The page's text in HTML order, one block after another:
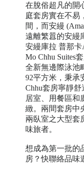
在脫俗超凡的開
庭套房實在不易
間，而安縵
遠離繁囂的安縵
安縵庫拉 普那卡
Mo Chhu Suites
全新無邊際泳池
92平方米， 秉承
Chhu套房寧靜
居室、用餐區和
緻。兩間套房中
兩臥室之大型套
味旅者。
想成為第一批的
房？快聯絡品味